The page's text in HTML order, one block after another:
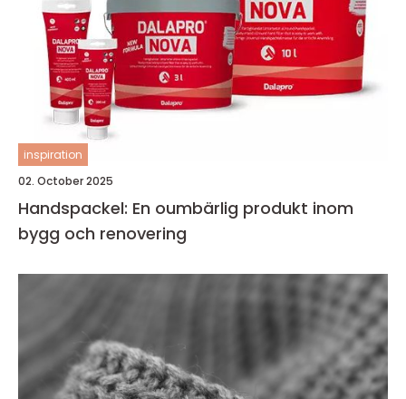
inspiration
02. October 2025
Handspackel: En oumbärlig produkt inom
bygg och renovering